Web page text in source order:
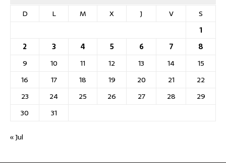
D
L M X J V
S
1
2
3 4 5 6 7
8
9
10 11 12 13 14
15
16
17 18 19 20 21
22
23
24 25 26 27 28
29
30
31
« Jul